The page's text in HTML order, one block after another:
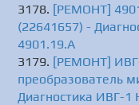
[РЕМОНТ]
(22641657) -
4901.19.A
[РЕМОНТ]
преобразователь
Диагностика ИВГ-